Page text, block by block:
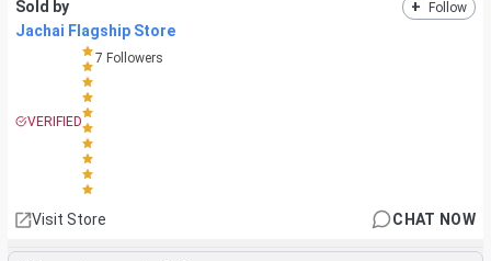
Sold by + Follow
Jachai Flagship Store
VERIFIED
7 Followers
Visit Store CHAT NOW